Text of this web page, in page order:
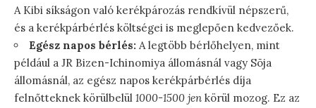
A Kibi síkságon való kerékpározás rendkívül népszerű,
és a kerékpárbérlés költségei is meglepően kedvezőek.
Egész napos bérlés: A legtöbb bérlőhelyen, mint
például a JR Bizen-Ichinomiya állomásnál vagy Sōja
állomásnál, az egész napos kerékpárbérlés díja
felnőtteknek körülbelül 1000-1500 jen körül mozog. Ez az